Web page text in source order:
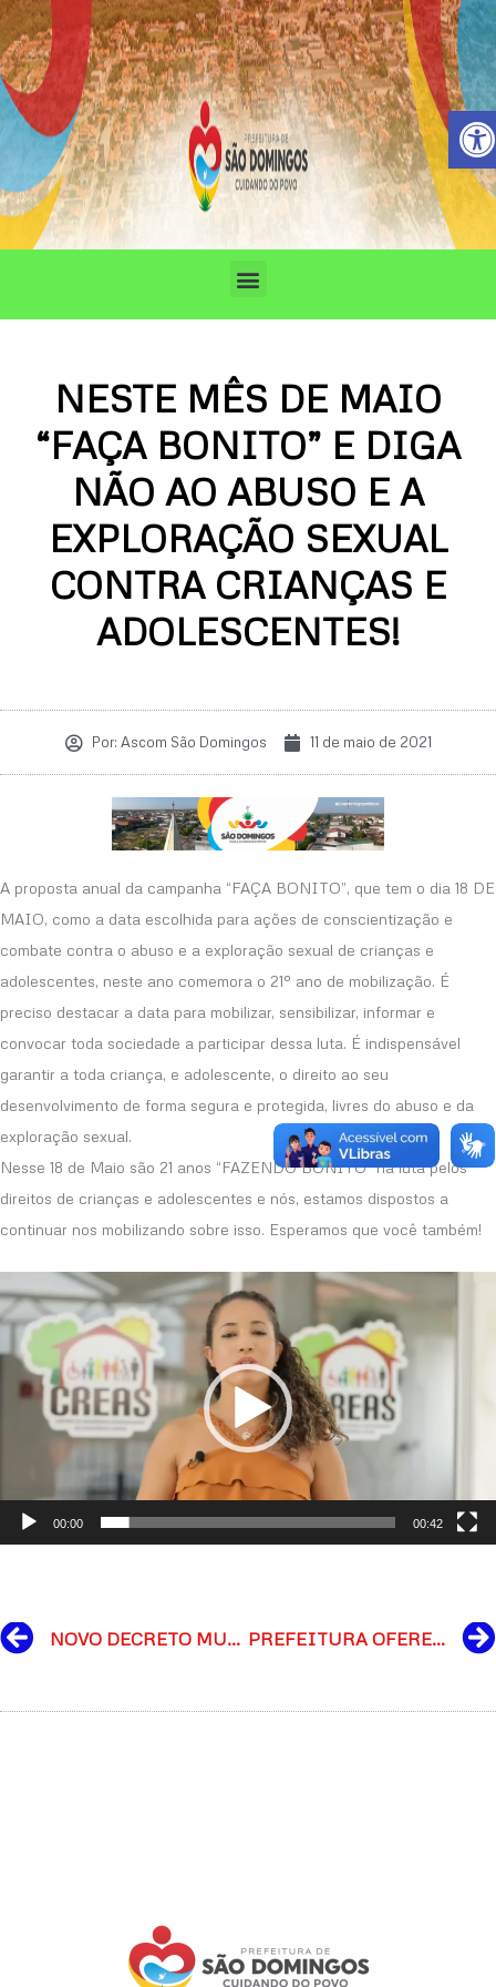
Barra
Ir
para
o
conteúdo
Menu
NESTE MÊS DE MAIO
“FAÇA BONITO” E DIGA
NÃO AO ABUSO E A
EXPLORAÇÃO SEXUAL
CONTRA CRIANÇAS E
ADOLESCENTES!
Por: Ascom São Domingos 11 de maio de 2021
A proposta anual da campanha “FAÇA BONITO”, que tem o dia 18 DE
MAIO, como a data escolhida para ações de conscientização e
combate contra o abuso e a exploração sexual de crianças e
adolescentes, neste ano comemora o 21º ano de mobilização. É
preciso destacar a data para mobilizar, sensibilizar, informar e
convocar toda sociedade a participar dessa luta. É indispensável
garantir a toda criança, e adolescente, o direito ao seu
desenvolvimento de forma segura e protegida, livres do abuso e da
exploração sexual.
Nesse 18 de Maio são 21 anos “FAZENDO BONITO” na luta pelos
direitos de crianças e adolescentes e nós, estamos dispostos a
continuar nos mobilizando sobre isso. Esperamos que você também!
de
vídeo
00:00 00:42
NOVO DECRETO MUNICIPAL DE ENFRENTAMENTO AO COVID-19 PREFEITURA OFERECE ATENDIMENTO PEDIÁTRICO NO POVOADO DE SÍTIO NOVO